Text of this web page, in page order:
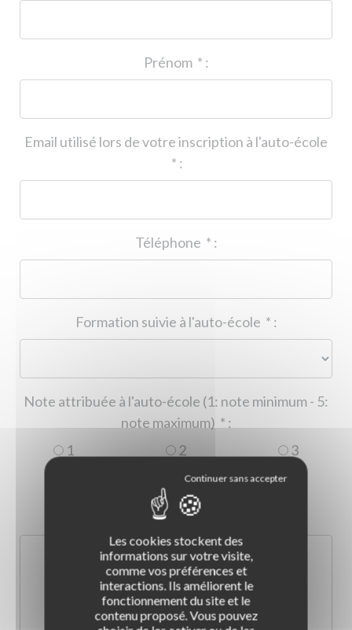
* :
Email utilisé lors de votre inscription à l'auto-école
* :
* :
* :
Note attribuée à l'auto-école (1: note minimum - 5:
* :
1
2
3
5
Les cookies stockent des
informations sur votre visite,
comme vos préférences et
interactions. Ils améliorent le
fonctionnement du site et le
contenu proposé. Vous pouvez